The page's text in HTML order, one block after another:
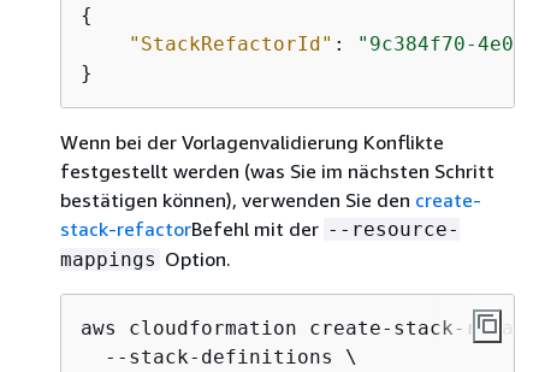
{
"StackRefactorId" :
"9c384f70-
}
Wenn bei der Vorlagenvalidierung Konflikte
festgestellt werden (was Sie im nächsten Schritt
bestätigen können), verwenden Sie den create-
stack-refactorBefehl mit der --resource-
mappings Option.
aws cloudformation create-stack-
  --stack-definitions \